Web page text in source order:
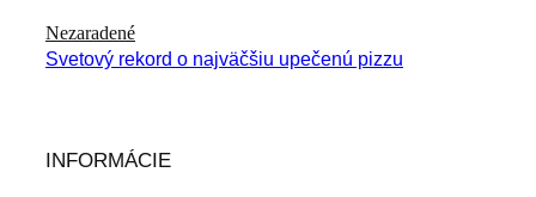
Nezaradené
Svetový rekord o najväčšiu upečenú pizzu
INFORMÁCIE